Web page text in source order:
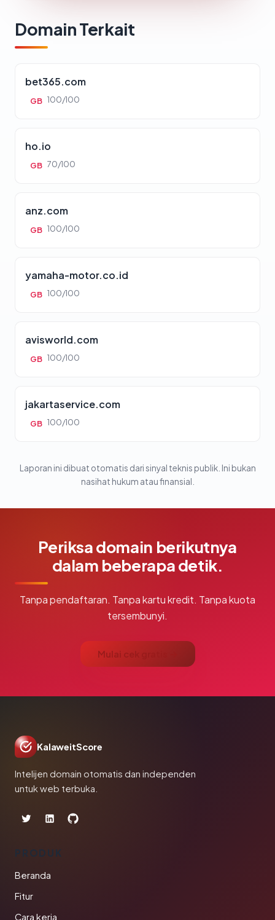
Domain Terkait
bet365.com
GB 100/100
ho.io
GB 70/100
anz.com
GB 100/100
yamaha-motor.co.id
GB 100/100
avisworld.com
GB 100/100
jakartaservice.com
GB 100/100
Laporan ini dibuat otomatis dari sinyal teknis publik. Ini bukan
nasihat hukum atau finansial.
Periksa domain berikutnya
dalam beberapa detik.
Tanpa pendaftaran. Tanpa kartu kredit. Tanpa kuota
tersembunyi.
Mulai cek gratis →
KalaweitScore
Intelijen domain otomatis dan independen
untuk web terbuka.
PRODUK
Beranda
Fitur
Cara kerja